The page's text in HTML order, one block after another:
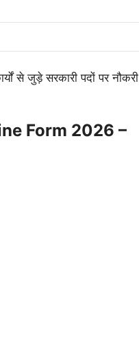
से जुड़े सरकारी पदों पर नौकरी
Form 2026 –